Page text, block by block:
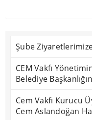
Şube
CEM Vakfı
Belediye
Cem Vakfı Kurucu
Cem Aslandoğan